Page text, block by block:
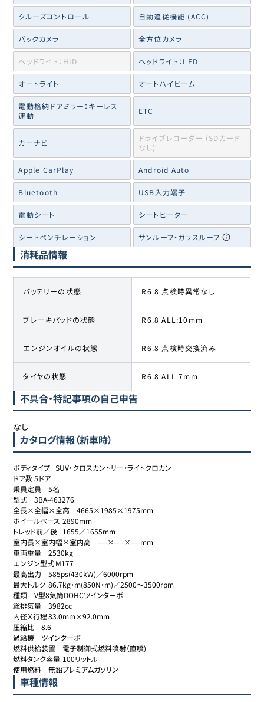
クルーズコントロール 自動追従機能 (ACC)
バックカメラ 全方位カメラ
ヘッドライト：HID ヘッドライト：LED
オートライト オートハイビーム
電動格納ドアミラー：キーレス
連動
ETC
カーナビ
ドライブレコーダー (SDカード
なし)
Apple CarPlay Android Auto
Bluetooth USB入力端子
電動シート シートヒーター
シートベンチレーション サンルーフ・ガラスルーフ
消耗品情報
バッテリーの状態 R6.8 点検時異常なし
ブレーキパッドの状態 R6.8 ALL:10mm
エンジンオイルの状態 R6.8 点検時交換済み
タイヤの状態 R6.8 ALL:7mm
不具合・特記事項の自己申告
なし
カタログ情報（新車時）
ボディタイプ	SUV・クロスカントリー・ライトクロカン
ドア数	5ドア
乗員定員	5名
型式	3BA-463276
全長×全幅×全高	4665×1985×1975mm
ホイールベース	2890mm
トレッド前／後	1655／1655mm
室内長×室内幅×室内高	----×----×----mm
車両重量	2530kg
エンジン型式	M177
最高出力	585ps(430kW)／6000rpm
最大トルク	86.7kg・m(850N・m)／2500～3500rpm
種類	V型8気筒DOHCツインターボ
総排気量	3982cc
内径Ｘ行程	83.0mm×92.0mm
圧縮比	8.6
過給機	ツインターボ
燃料供給装置	電子制御式燃料噴射（直噴)
燃料タンク容量	100リットル
使用燃料	無鉛プレミアムガソリン
車種情報